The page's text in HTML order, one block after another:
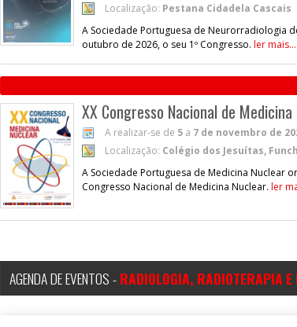
Localização: Pestana Cidadela Cascais
A Sociedade Portuguesa de Neurorradiologia
outubro de 2026, o seu 1º Congresso. ler mais...
XX Congresso Nacional de
A realizar-se de 5 a 7 de novembro de
Localização: Colégio dos Jesuítas,
A Sociedade Portuguesa de Medicina Nuclear
Congresso Nacional de Medicina Nuclear. ler
AGENDA DE EVENTOS -RADIOLOGIA, RADIOTERAPIA